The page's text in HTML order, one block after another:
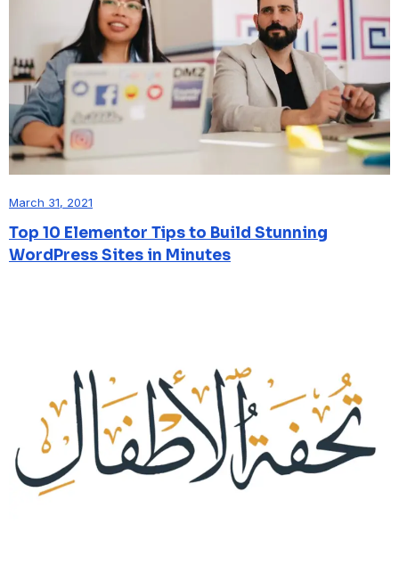
March 31, 2021
Top 10 Elementor Tips to Build Stunning
WordPress Sites in Minutes